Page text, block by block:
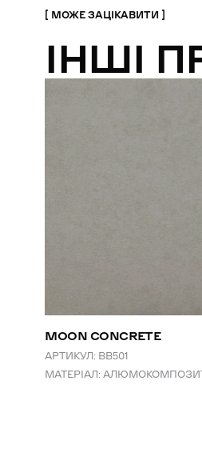
МОЖЕ ЗАЦІКАВИТИ
ІНШІ
MOON CONCRETE
АРТИКУЛ: BB501
МАТЕРІАЛ: АЛЮМОКОМПОЗИТ